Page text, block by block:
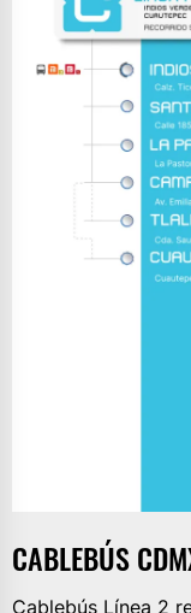
CABLEBÚS
Cablebús Línea 2